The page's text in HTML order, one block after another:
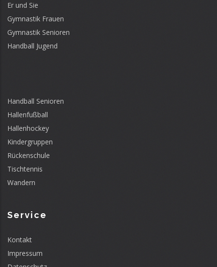
Er und Sie
Gymnastik Frauen
Gymnastik Senioren
Handball Jugend
Handball Senioren
Hallenfußball
Hallenhockey
Kindergruppen
Rückenschule
Tischtennis
Wandern
Service
Kontakt
Impressum